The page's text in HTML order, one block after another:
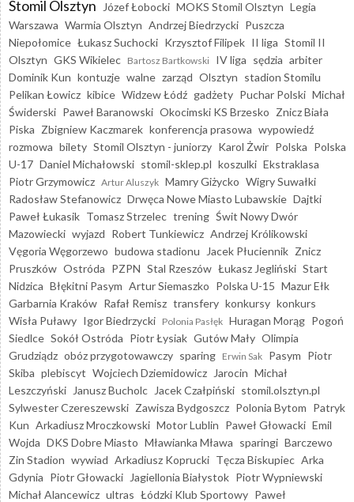
Stomil Olsztyn Józef Łobocki MOKS Stomil Olsztyn Legia
Warszawa Warmia Olsztyn Andrzej Biedrzycki Puszcza
Niepołomice Łukasz Suchocki Krzysztof Filipek II liga Stomil II
Olsztyn GKS Wikielec Bartosz Bartkowski IV liga sędzia arbiter
Dominik Kun kontuzje walne zarząd Olsztyn stadion Stomilu
Pelikan Łowicz kibice Widzew Łódź gadżety Puchar Polski Michał
Świderski Paweł Baranowski Okocimski KS Brzesko Znicz Biała
Piska Zbigniew Kaczmarek konferencja prasowa wypowiedź
rozmowa bilety Stomil Olsztyn - juniorzy Karol Żwir Polska Polska
U-17 Daniel Michałowski stomil-sklep.pl koszulki Ekstraklasa
Piotr Grzymowicz Artur Aluszyk Mamry Giżycko Wigry Suwałki
Radosław Stefanowicz Drwęca Nowe Miasto Lubawskie Dajtki
Paweł Łukasik Tomasz Strzelec trening Świt Nowy Dwór
Mazowiecki wyjazd Robert Tunkiewicz Andrzej Królikowski
Vęgoria Węgorzewo budowa stadionu Jacek Płuciennik Znicz
Pruszków Ostróda PZPN Stal Rzeszów Łukasz Jegliński Start
Nidzica Błękitni Pasym Artur Siemaszko Polska U-15 Mazur Ełk
Garbarnia Kraków Rafał Remisz transfery konkursy konkurs
Wisła Puławy Igor Biedrzycki Polonia Pasłęk Huragan Morąg Pogoń
Siedlce Sokół Ostróda Piotr Łysiak Gutów Mały Olimpia
Grudziądz obóz przygotowawczy sparing Erwin Sak Pasym Piotr
Skiba plebiscyt Wojciech Dziemidowicz Jarocin Michał
Leszczyński
Janusz Bucholc Jacek Czałpiński stomil.olsztyn.pl
Sylwester Czereszewski Zawisza Bydgoszcz Polonia Bytom Patryk
Kun Arkadiusz Mroczkowski Motor Lublin Paweł Głowacki Emil
Wojda DKS Dobre Miasto Mławianka Mława sparingi Barczewo
Zin Stadion wywiad Arkadiusz Koprucki Tęcza Biskupiec Arka
Gdynia Piotr Głowacki Jagiellonia Białystok Piotr Wypniewski
Michał Alancewicz ultras Łódzki Klub Sportowy Paweł